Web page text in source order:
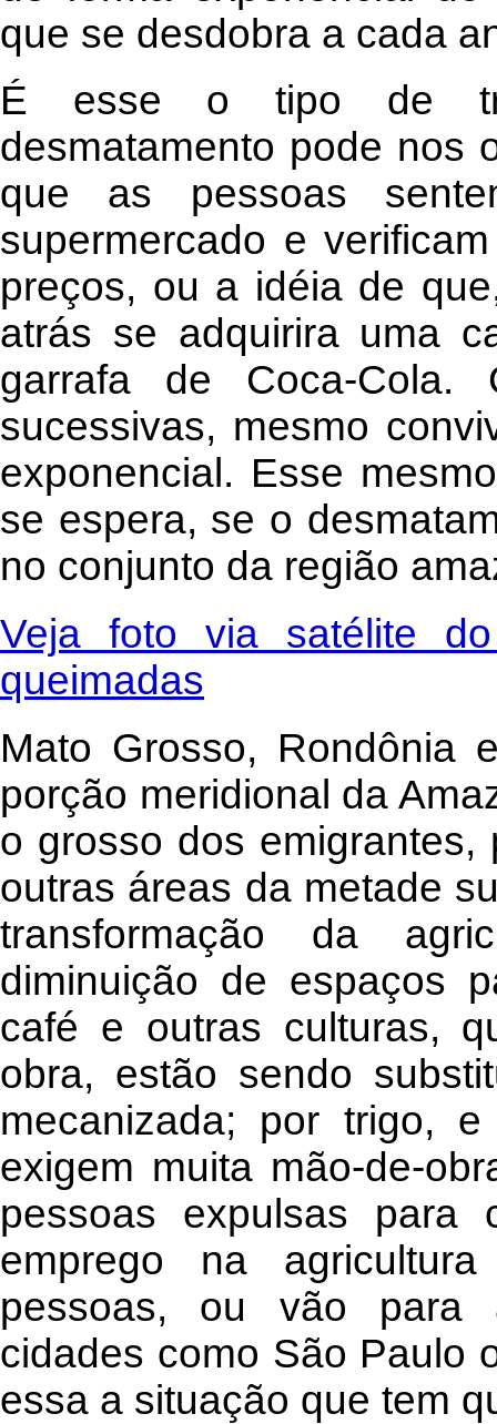
que se desdobra a cada
É esse o tipo de
desmatamento pode nos
que as pessoas
supermercado e
preços, ou a idéia de
atrás se adquirira uma
garrafa de Coca-Cola.
sucessivas, mesmo
exponencial. Esse
se espera, se o
no conjunto da região
Veja foto via satélite
queimadas
Mato Grosso, Rondônia
porção meridional da
o grosso dos
outras áreas da metade
transformação da
diminuição de espaços
café e outras culturas,
obra, estão sendo
mecanizada; por trigo,
exigem muita mão-de-
pessoas expulsas para
emprego na
pessoas, ou vão para
cidades como São Paulo
essa a situação que tem